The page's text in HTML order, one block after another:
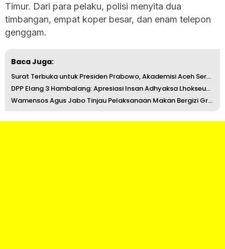
Timur. Dari para pelaku, polisi menyita dua
timbangan, empat koper besar, dan enam telepon
genggam.
Baca Juga:
Surat Terbuka untuk Presiden Prabowo, Akademisi Aceh Seru...
DPP Elang 3 Hambalang: Apresiasi Insan Adhyaksa Lhokseuma...
Wamensos Agus Jabo Tinjau Pelaksanaan Makan Bergizi Gratis